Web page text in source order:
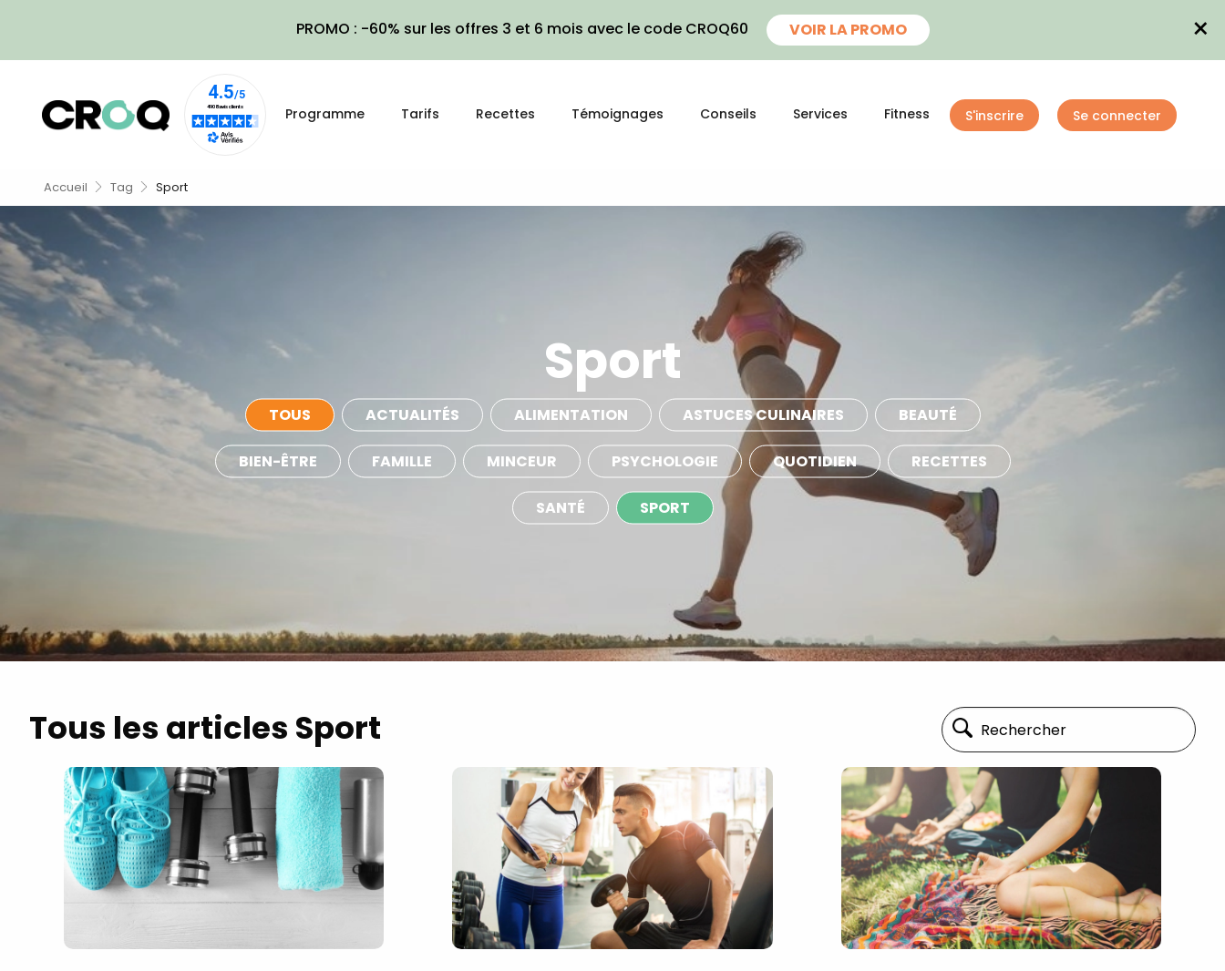
PROMO : -60% sur les offres 3 et 6 mois avec le code CROQ60 VOIR LA PROMO ×
Programme Tarifs Recettes Témoignages Conseils Services Fitness S'inscrire Se connecter
Accueil Tag Sport
Sport
TOUS ACTUALITÉS ALIMENTATION ASTUCES CULINAIRES BEAUTÉ
BIEN-ÊTRE FAMILLE MINCEUR PSYCHOLOGIE QUOTIDIEN RECETTES
SANTÉ SPORT
Tous les articles Sport